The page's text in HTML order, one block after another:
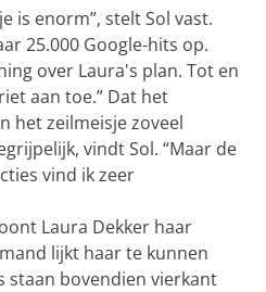
is enorm”, stelt Sol vast.
25.000 Google-hits op.
over Laura's plan. Tot en
aan toe.” Dat het
het zeilmeisje zoveel
vindt Sol. “Maar de
vind ik zeer
Laura Dekker haar
lijkt haar te kunnen
staan bovendien vierkant